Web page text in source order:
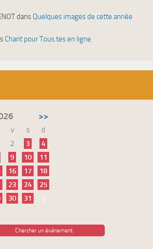
dans Quelques images de cette année
Chant pour Tous.tes en ligne
>>
v s
d
2 3
4
9 10
11
16 17
18
23 24
25
30 31 1
Chercher un événement